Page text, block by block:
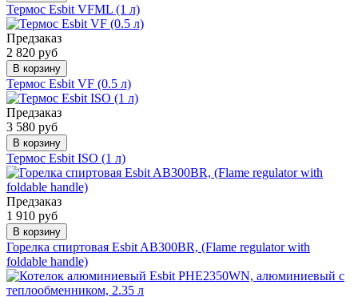
Термос Esbit VFML (1 л)
Предзаказ
2 820 руб
В корзину
Термос Esbit VF (0.5 л)
Предзаказ
3 580 руб
В корзину
Термос Esbit ISO (1 л)
Предзаказ
1 910 руб
В корзину
Горелка спиртовая Esbit AB300BR, (Flame regulator with
foldable handle)